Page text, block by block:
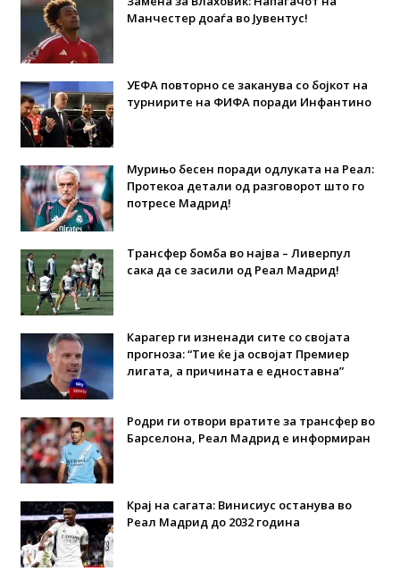
Манчестер доаѓа во Јувентус!
УЕФА повторно се заканува со бојкот на
турнирите на ФИФА поради Инфантино
Мурињо бесен поради одлуката на Реал:
Протекоа детали од разговорот што го
потресе Мадрид!
Трансфер бомба во најва – Ливерпул
сака да се засили од Реал Мадрид!
Карагер ги изненади сите со својата
прогноза: “Тие ќе ја освојат Премиер
лигата, а причината е едноставна”
Родри ги отвори вратите за трансфер во
Барселона, Реал Мадрид е информиран
Крај на сагата: Винисиус останува во
Реал Мадрид до 2032 година